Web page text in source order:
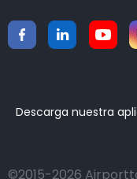
Descarga nuestra
©2015-2026